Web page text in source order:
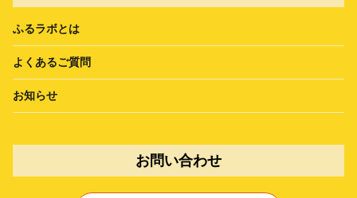
ふるラボとは
よくあるご質問
お知らせ
お問い合わせ